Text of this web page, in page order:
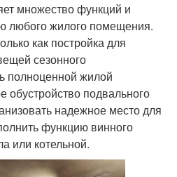
множество функций и
любого жилого помещения.
как постройка для
сезонного
полноценной жилой
обустройство подвального
надежное место для
функцию винного
или котельной.